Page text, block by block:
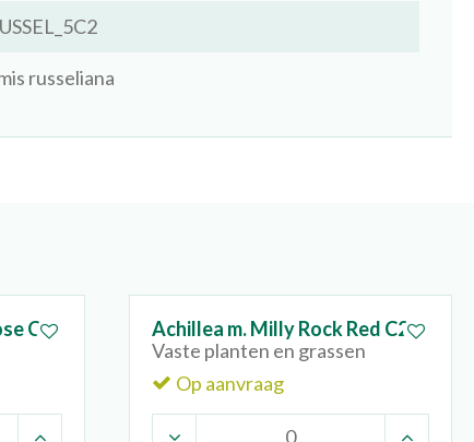
russeliana
C2
Achillea m. Milly Rock Red C2
Vaste planten en grassen
Op aanvraag